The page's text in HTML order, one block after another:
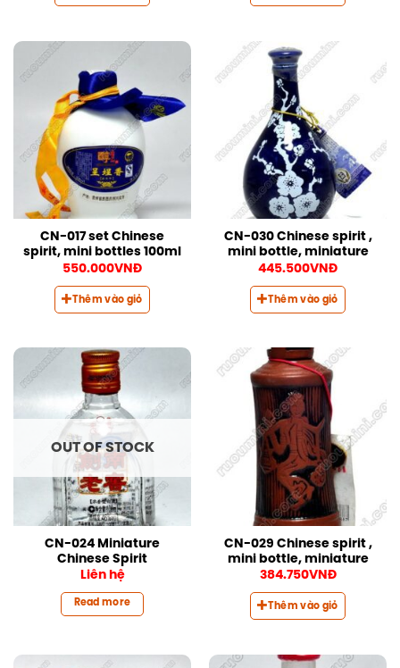
CN-017 set Chinese
spirit, mini bottles 100ml
550.000VNĐ
Thêm vào giỏ
CN-030 Chinese spirit ,
mini bottle, miniature
445.500VNĐ
Thêm vào giỏ
OUT OF STOCK
CN-024 Miniature
Chinese Spirit
Liên hệ
Read more
CN-029 Chinese spirit ,
mini bottle, miniature
384.750VNĐ
Thêm vào giỏ